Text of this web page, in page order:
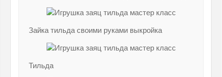
Зайка тильда своими руками выкройка
Тильда